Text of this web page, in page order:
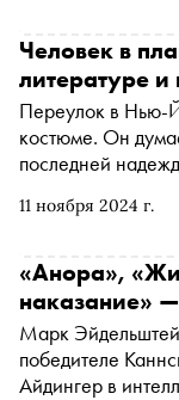
зрителей в
конкурс, — в
11 ноября 2024 г.
Человек в
литературе и
Переулок в Нью-
костюме. Он
последней
различая добра и
обрисовать
эпоху всеобщего
встречаем его
нуара — в
«Анора»,
наказание» —
Марк
победителе
Айдингер в